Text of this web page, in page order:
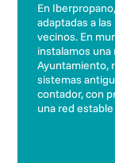
En
adaptadas a
vecinos. En
instalamos una
Ayuntamiento,
sistemas
contador, con
una red